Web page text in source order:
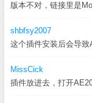
版本不对，链接里是
shbfsy2007
这个插件安装后会导
MissCick
插件放进去，打开